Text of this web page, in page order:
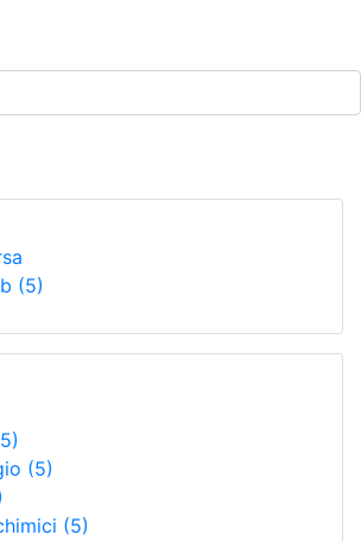
Ricerca -
(5)
(5)
(5)